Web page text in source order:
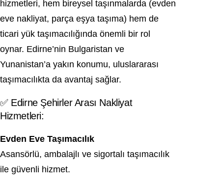
hizmetleri, hem bireysel taşınmalarda (evden
eve nakliyat, parça eşya taşıma) hem de
ticari yük taşımacılığında önemli bir rol
oynar. Edirne’nin Bulgaristan ve
Yunanistan’a yakın konumu, uluslararası
taşımacılıkta da avantaj sağlar.
✅ Edirne Şehirler Arası Nakliyat
Hizmetleri:
Evden Eve Taşımacılık
Asansörlü, ambalajlı ve sigortalı taşımacılık
ile güvenli hizmet.